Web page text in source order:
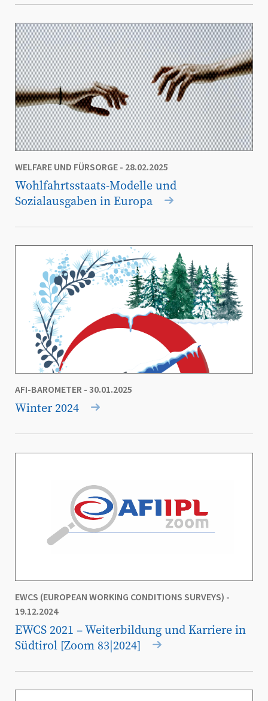
WELFARE UND FÜRSORGE- 28.02.2025
Wohlfahrtsstaats-Modelle und
Sozialausgaben in Europa
AFI-BAROMETER - 30.01.2025
Winter 2024
EWCS (EUROPEAN WORKING CONDITIONS SURVEYS) -
19.12.2024
EWCS 2021 – Weiterbildung und Karriere in
Südtirol [Zoom 83|2024]